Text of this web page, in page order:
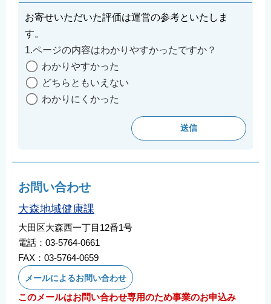
お寄せいただいた評価は運営の参考といたしま
す。
1.ページの内容はわかりやすかったですか？
わかりやすかった
どちらともいえない
わかりにくかった
お問い合わせ
大森地域健康課
大田区大森西一丁目12番1号
電話：03-5764-0661
FAX：03-5764-0659
メールによるお問い合わせ
このメールはお問い合わせ専用のため事業のお申込み